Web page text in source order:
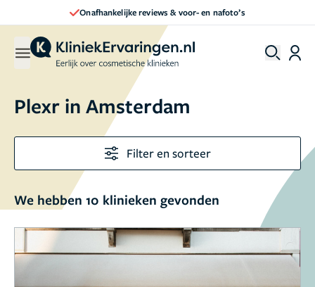
Onafhankelijke reviews & voor- en nafoto’s
Plexr in Amsterdam
Filter en sorteer
We hebben 10 klinieken gevonden